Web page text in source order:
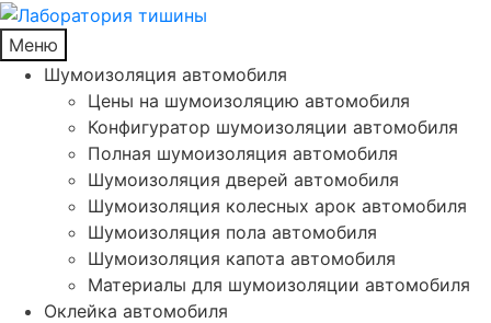
Меню
Шумоизоляция автомобиля
Цены на шумоизоляцию автомобиля
Конфигуратор шумоизоляции автомобиля
Полная шумоизоляция автомобиля
Шумоизоляция дверей автомобиля
Шумоизоляция колесных арок автомобиля
Шумоизоляция пола автомобиля
Шумоизоляция капота автомобиля
Материалы для шумоизоляции автомобиля
Оклейка автомобиля